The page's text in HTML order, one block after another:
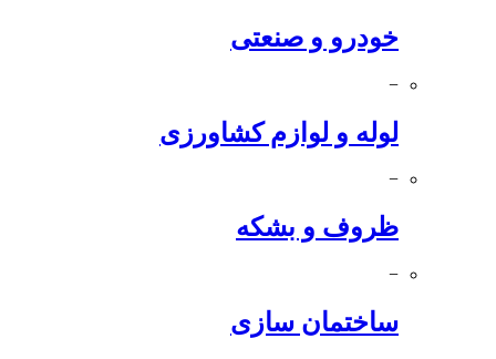
خودرو و صنعتی
−
لوله و لوازم کشاورزی
−
ظروف و بشکه
−
ساختمان سازی